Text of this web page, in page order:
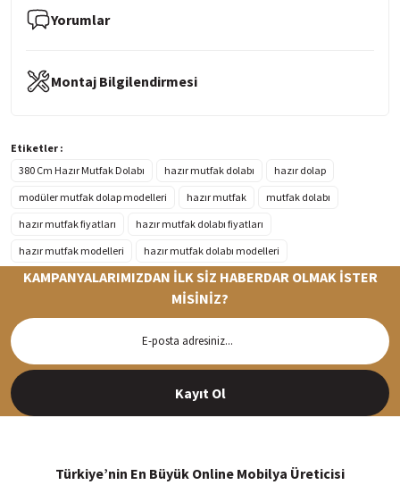
Yorumlar
Montaj Bilgilendirmesi
Etiketler :
380 Cm Hazır Mutfak Dolabı
hazır mutfak dolabı
hazır dolap
modüler mutfak dolap modelleri
hazır mutfak
mutfak dolabı
hazır mutfak fiyatları
hazır mutfak dolabı fiyatları
hazır mutfak modelleri
hazır mutfak dolabı modelleri
Siparişleriniz en kısa sürede hazırlanarak kargoya verilir
KAMPANYALARIMIZDAN İLK SİZ HABERDAR OLMAK İSTER
MİSİNİZ?
Kayıt Ol
Türkiye’nin En Büyük Online Mobilya Üreticisi